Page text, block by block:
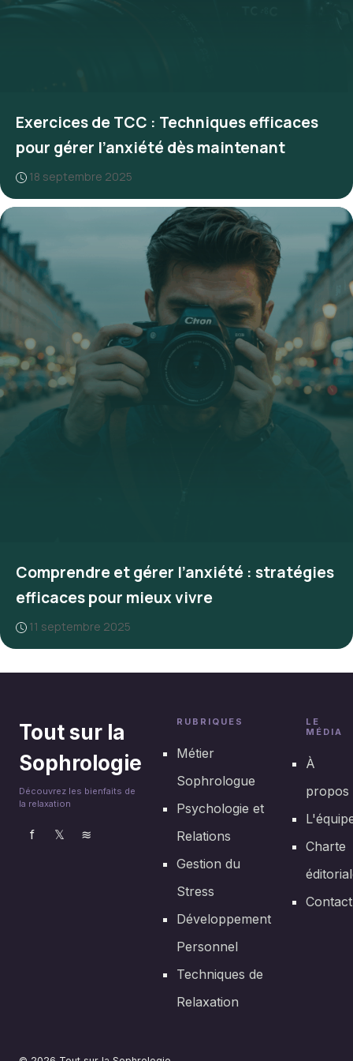
Exercices de TCC : Techniques efficaces
pour gérer l’anxiété dès maintenant
18 septembre 2025
Comprendre et gérer l’anxiété : stratégies
efficaces pour mieux vivre
11 septembre 2025
Tout sur la
Sophrologie
Découvrez les bienfaits de
la relaxation
f 𝕏 ≋
RUBRIQUES
Métier
Sophrologue
Psychologie et
Relations
Gestion du
Stress
Développement
Personnel
Techniques de
Relaxation
LE
MÉDIA
À
propos
Charte
Contact